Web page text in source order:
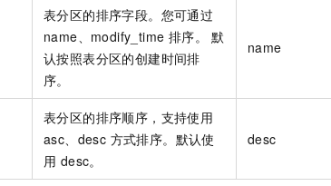
表分区的排序字段。您可通过
name、modify_time 排序。 默
认按照表分区的创建时间排
序。
name
表分区的排序顺序，支持使用
asc、desc 方式排序。默认使
用 desc。
desc